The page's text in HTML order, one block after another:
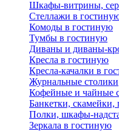
Шкафы-витрины,
Стеллажи в
Комоды в гостиную
Тумбы в гостиную
Диваны и диваны-
Кресла в гостиную
Кресла-качалки в
Журнальные столики
Кофейные и чайные
Банкетки, скамейки,
Полки, шкафы-
Зеркала в гостиную